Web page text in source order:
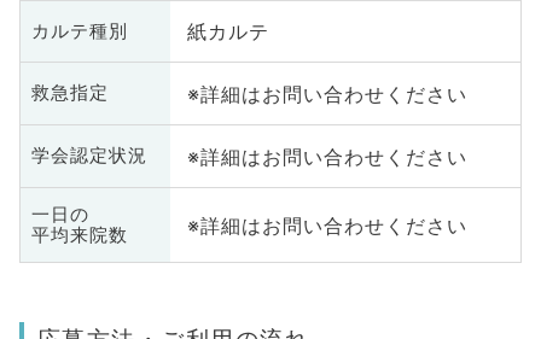
カルテ種別 紙カルテ
救急指定 ※詳細はお問い合わせください
学会認定状況 ※詳細はお問い合わせください
一日の
平均来院数
※詳細はお問い合わせください